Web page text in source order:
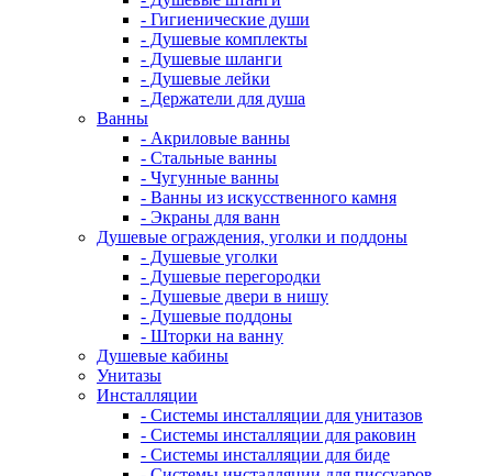
- Гигиенические души
- Душевые комплекты
- Душевые шланги
- Душевые лейки
- Держатели для душа
Ванны
- Акриловые ванны
- Стальные ванны
- Чугунные ванны
- Ванны из искусственного камня
- Экраны для ванн
Душевые ограждения, уголки и поддоны
- Душевые уголки
- Душевые перегородки
- Душевые двери в нишу
- Душевые поддоны
- Шторки на ванну
Душевые кабины
Унитазы
Инсталляции
- Системы инсталляции для унитазов
- Системы инсталляции для раковин
- Системы инсталляции для биде